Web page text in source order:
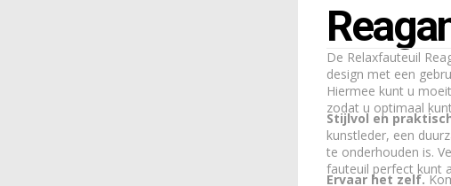
De Relaxfauteuil
design met een
Hiermee kunt u
zodat u optimaal
Stijlvol en
kunstleder, een
te onderhouden is.
fauteuil perfect kunt
Ervaar het zelf.